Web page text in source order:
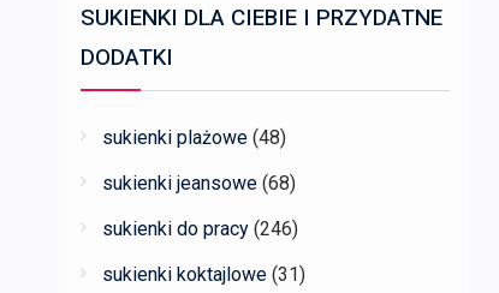
SUKIENKI DLA CIEBIE I PRZYDATNE
DODATKI
sukienki plażowe (48)
sukienki jeansowe (68)
sukienki do pracy (246)
sukienki koktajlowe (31)